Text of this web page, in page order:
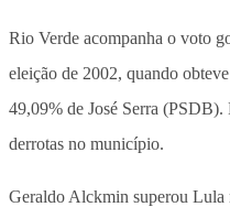
Rio Verde acompanha o voto
eleição de 2002, quando
49,09% de José Serra
derrotas no município.
Geraldo Alckmin superou Lula